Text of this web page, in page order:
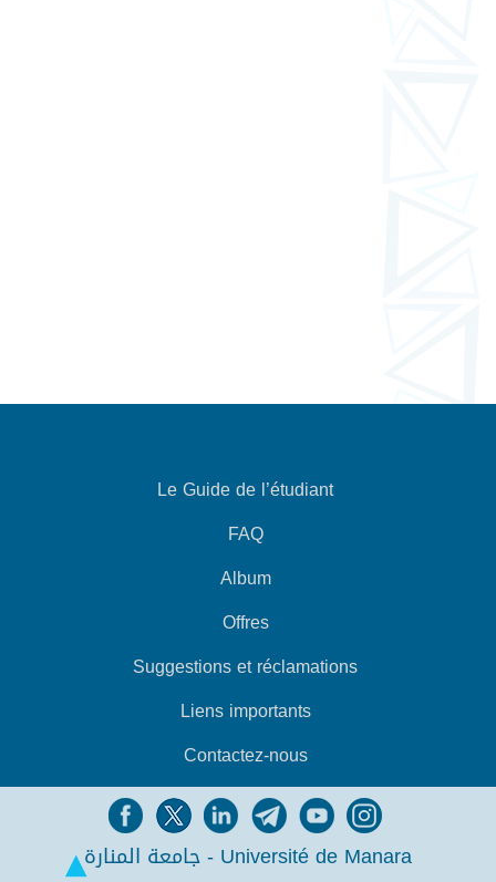
Le Guide de l’étudiant
FAQ
Album
Offres
Suggestions et réclamations
Liens importants
Contactez-nous
جامعة المنارة - Université de Manara